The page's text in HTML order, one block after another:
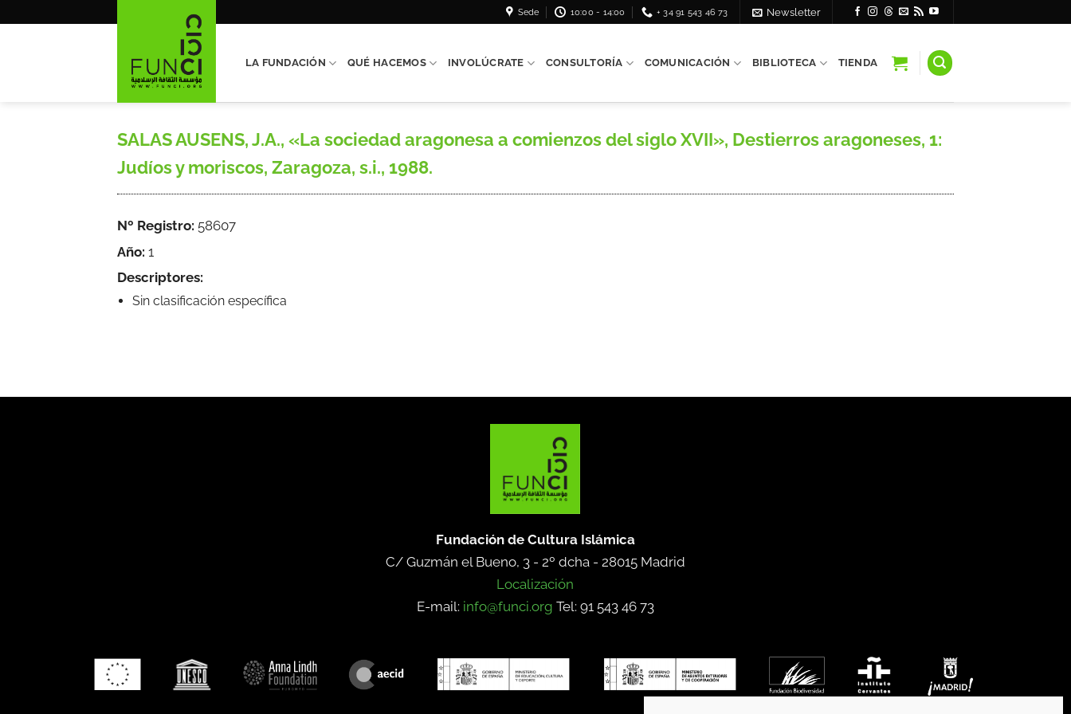
Sede 10:00 - 14:00 + 34 91 543 46 73 Newsletter
LA FUNDACIÓN QUÉ HACEMOS INVOLÚCRATE CONSULTORÍA COMUNICACIÓN BIBLIOTECA TIENDA
SALAS AUSENS, J.A., «La sociedad aragonesa a comienzos del siglo XVII», Destierros aragoneses, 1:
Judíos y moriscos, Zaragoza, s.i., 1988.
Nº Registro: 58607
Año: 1
Descriptores:
Sin clasificación específica
Fundación de Cultura Islámica
C/ Guzmán el Bueno, 3 - 2º dcha - 28015 Madrid
Localización
E-mail: info@funci.org Tel: 91 543 46 73